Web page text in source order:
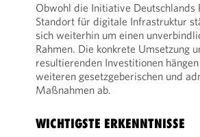
Obwohl die Initiative Deutschlands
Standort für digitale Infrastruktur
sich weiterhin um einen
Rahmen. Die konkrete Umsetzung
resultierenden Investitionen
weiteren gesetzgeberischen und
Maßnahmen ab.
WICHTIGSTE ERKENNTNISSE